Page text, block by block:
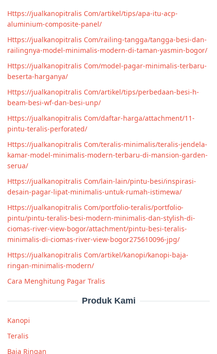
Https://jualkanopitralis Com/artikel/tips/apa-itu-acp-
aluminium-composite-panel/
Https://jualkanopitralis Com/railing-tangga/tangga-besi-dan-
railingnya-model-minimalis-modern-di-taman-yasmin-bogor/
Https://jualkanopitralis Com/model-pagar-minimalis-terbaru-
beserta-harganya/
Https://jualkanopitralis Com/artikel/tips/perbedaan-besi-h-
beam-besi-wf-dan-besi-unp/
Https://jualkanopitralis Com/daftar-harga/attachment/11-
pintu-teralis-perforated/
Https://jualkanopitralis Com/teralis-minimalis/teralis-jendela-
kamar-model-minimalis-modern-terbaru-di-mansion-garden-
serua/
Https://jualkanopitralis Com/lain-lain/pintu-besi/inspirasi-
desain-pagar-lipat-minimalis-untuk-rumah-istimewa/
Https://jualkanopitralis Com/portfolio-teralis/portfolio-
pintu/pintu-teralis-besi-modern-minimalis-dan-stylish-di-
ciomas-river-view-bogor/attachment/pintu-besi-teralis-
minimalis-di-ciomas-river-view-bogor275610096-jpg/
Https://jualkanopitralis Com/artikel/kanopi/kanopi-baja-
ringan-minimalis-modern/
Cara Menghitung Pagar Tralis
Produk Kami
Kanopi
Teralis
Baja Ringan